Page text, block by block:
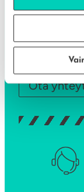
MA-PE: 8 –
Ota